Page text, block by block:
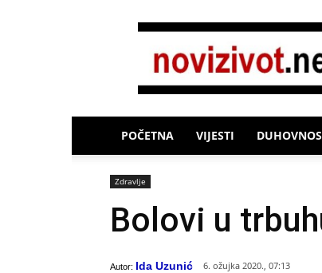
Novi
POČETNA VIJESTI
Zdravlje
Bolovi u
Autor: Ida Uzunić 6. ožujka 2020., 07:13